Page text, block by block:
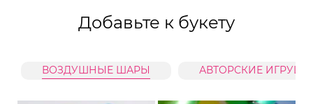
Добавьте к букету
ВОЗДУШНЫЕ ШАРЫ АВТОРСКИЕ